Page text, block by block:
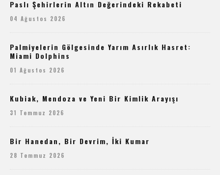
Paslı Şehirlerin Altın Değerindeki Rekabeti
04 Ağustos 2026
Palmiyelerin Gölgesinde Yarım Asırlık Hasret:
Miami Dolphins
01 Ağustos 2026
Kubiak, Mendoza ve Yeni Bir Kimlik Arayışı
31 Temmuz 2026
Bir Hanedan, Bir Devrim, İki Kumar
28 Temmuz 2026